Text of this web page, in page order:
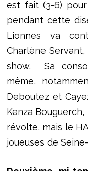
est fait (3-6)
pendant cette
Lionnes va
Charlène
show. Sa
même,
Deboutez et
Kenza
révolte, mais le
joueuses de